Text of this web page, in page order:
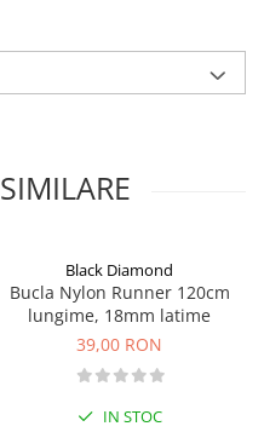
exceptionala pe teren
permite o ajustare rapida
rute abrupte si bouldering
si confort de top
maxima in miscare
imprimat si turnat stabilitate
Black Diamond
Bucla Nylon Runner 120cm
lungime, 18mm latime
39,00 RON
IN STOC